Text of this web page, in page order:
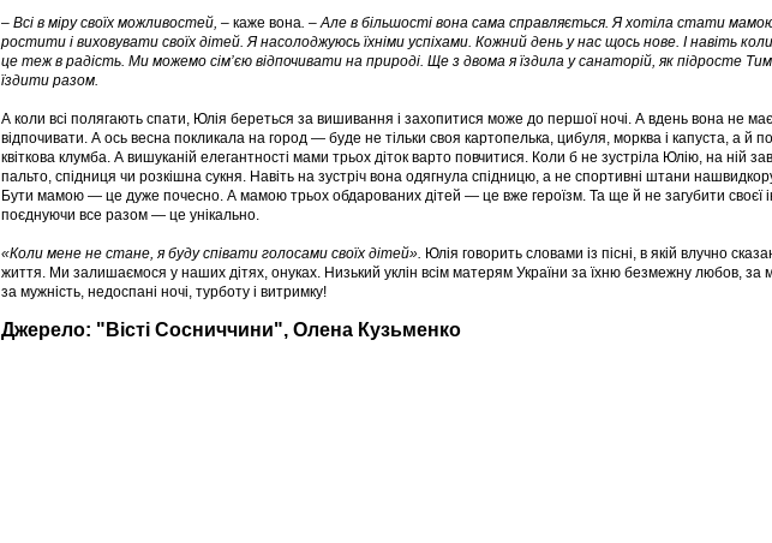
– Всі в міру своїх можливостей, – каже вона. – Але в більшості вона сама справляється. Я хотіла стати мамою
ростити і виховувати своїх дітей. Я насолоджуюсь їхніми успіхами. Кожний день у нас щось нове. І навіть
це теж в радість. Ми можемо сім’єю відпочивати на природі. Ще з двома я їздила у санаторій, як підросте
їздити разом.
А коли всі полягають спати, Юлія береться за вишивання і захопитися може до першої ночі. А вдень вона не має
відпочивати. А ось весна покликала на город — буде не тільки своя картопелька, цибуля, морква і капуста, а й
квіткова клумба. А вишуканій елегантності мами трьох діток варто повчитися. Коли б не зустріла Юлію, на ній
пальто, спідниця чи розкішна сукня. Навіть на зустріч вона одягнула спідницю, а не спортивні штани
Бути мамою — це дуже почесно. А мамою трьох обдарованих дітей — це вже героїзм. Та ще й не загубити своєї
поєднуючи все разом — це унікально.
«Коли мене не стане, я буду співати голосами своїх дітей». Юлія говорить словами із пісні, в якій влучно
життя. Ми залишаємося у наших дітях, онуках. Низький уклін всім матерям України за їхню безмежну любов, за
за мужність, недоспані ночі, турботу і витримку!
Джерело: "Вісті Сосниччини", Олена Кузьменко